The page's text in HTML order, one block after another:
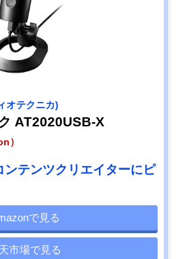
オテクニカ)
AT2020USB-X
）
テンツクリエイターにピ
で見る
市場で見る